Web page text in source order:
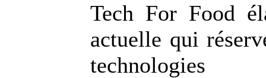
Tech For Food
actuelle qui